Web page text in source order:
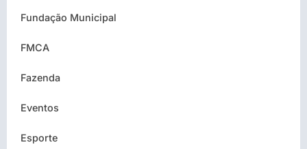
Fundação Municipal
FMCA
Fazenda
Eventos
Esporte